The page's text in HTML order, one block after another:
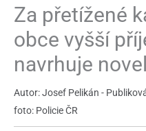
Za přetížené
obce vyšší
navrhuje
Autor: Josef Pelikán -
foto: Policie ČR